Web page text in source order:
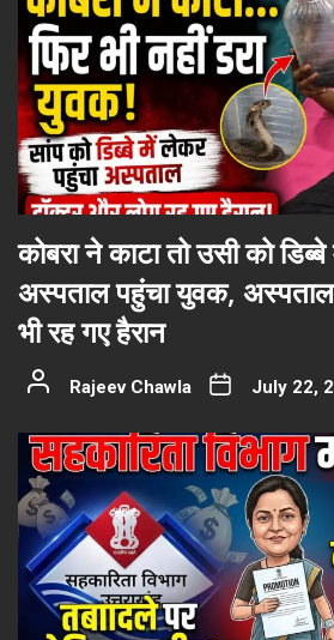
कोबरा ने काटा तो उसी को
अस्पताल पहुंचा युवक,
भी रह गए हैरान
Rajeev Chawla July 22,